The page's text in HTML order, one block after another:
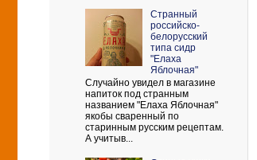
Странный
российско-
белорусский
типа сидр
"Елаха
Яблочная"
Случайно увидел в магазине
напиток под странным
названием "Елаха Яблочная"
якобы сваренный по
старинным русским рецептам.
А учитыв...